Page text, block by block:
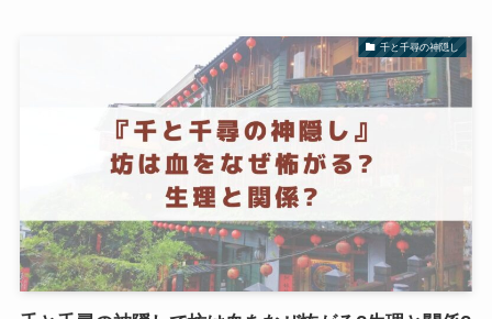
千と千尋の神隠し